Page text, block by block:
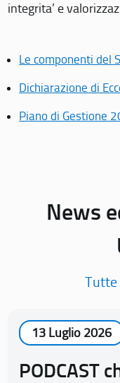
integrita’ e
Le componenti del
Dichiarazione di
Piano di Gestione
News
Tutte
13 Luglio 2026
PODCAST